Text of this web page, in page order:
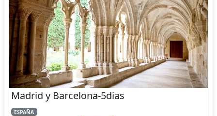
Madrid y Barcelona-5dias
ESPAÑA